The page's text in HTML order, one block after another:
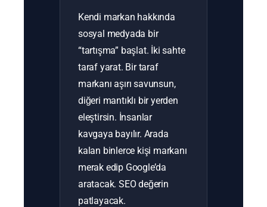
Kendi markan hakkında
sosyal medyada bir
“tartışma” başlat. İki sahte
taraf yarat. Bir taraf
markanı aşırı savunsun,
diğeri mantıklı bir yerden
eleştirsin. İnsanlar
kavgaya bayılır. Arada
kalan binlerce kişi markanı
merak edip Google’da
aratacak. SEO değerin
patlayacak.